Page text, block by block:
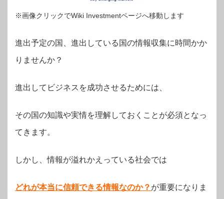
※画像クリックでWiki Investmentページへ移動します
進出予定の国、進出している国の情報収集に時間かか
りませんか？
進出してビジネスを成功させるためには、
その国の知識や実情を理解しておくことが必須となっ
てきます。
しかし、情報が溢れかえっている社会では
どれが本当に信頼できる情報なのか？ が重要になりま